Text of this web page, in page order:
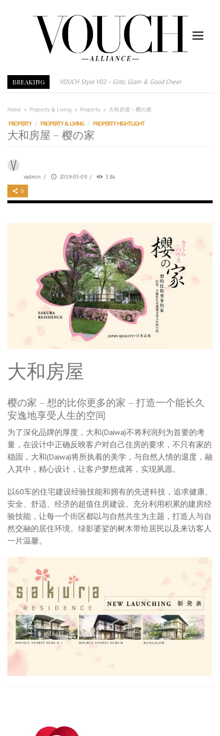
BREAKING
VOUCH Style V02 – Glitz, Glam & Good Cheer
Vouch Style 01 – Furniture & High Fashion
TRI TOWER – 新地标公寓毗邻未来柔新捷运站
After All, Home is where your heart is. 与挚爱品享乐活
Home » Property & Living » Property » 大和房屋 – 樱の家
PROPERTY / PROPERTY & LIVING / PROPERTY HIGHTLIGHT
大和房屋 – 樱の家
vadmin / 2019-05-09 / 3.8k
0
大和房屋
樱の家 – 想的比你更多的家 – 打造一个能长久
安逸地享受人生的空间
为了深化品牌的厚度，大和(Daiwa)不将利润列为首要的考
量，在设计中正确反映客户对自己住房的要求，不只有家的
稳固，大和(Daiwa)将所执着的美学，与自然人情的退度，融
入其中，精心设计，让客户梦想成苒，实现夙愿。
以60车的住宅建设经验技能和拥有的先进科技，追求健康、
安全、舒适、经济的超值住房建设。充分利用积累的建房经
验技能，让每一个街区都以与自然共生为主题，打造人与自
然交融的居住环境。绿影婆娑的树木带给居民以及来访客人
一片温馨。